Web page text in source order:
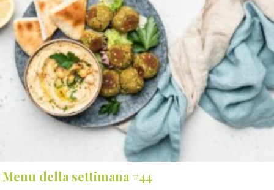
Menu della settimana #44